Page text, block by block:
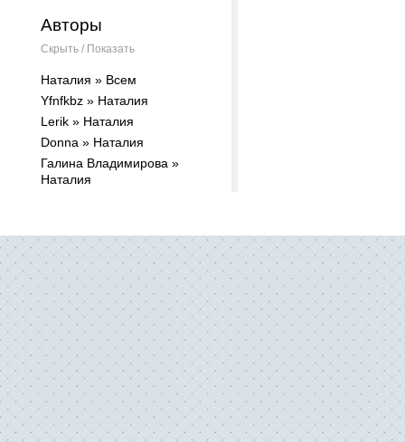
Авторы
Скрыть / Показать
Наталия » Всем
Yfnfkbz » Наталия
Lerik » Наталия
Donna » Наталия
Галина Владимирова »
Наталия